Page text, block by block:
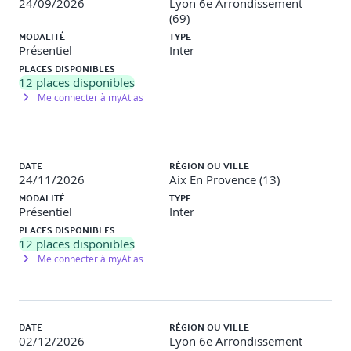
6 – De l’entretien annuel d’évaluation à l’entretien
professionnel
S'entraîner à mener des entretiens annuels de A à Z.
7 – Gérer les situations difficiles en entretien
posture.
Après – Mise en œuvre en situation de travail
Evaluation des compétences acquises via un
questionnaire en ligne intégrant des mises en situation.
Un programme de renforcement
Deux modules d'entraînement : "Donner un feedback
Points forts
24/09/2026
Lyon 6e Arrondissement
(69)
MODALITÉ
Présentiel
TYPE
Inter
PLACES DISPONIBLES
12 places disponibles
Me connecter à myAtlas
DATE
24/11/2026
RÉGION OU VILLE
Aix En Provence (13)
MODALITÉ
Présentiel
TYPE
Inter
PLACES DISPONIBLES
12 places disponibles
Me connecter à myAtlas
DATE
02/12/2026
RÉGION OU VILLE
Lyon 6e Arrondissement